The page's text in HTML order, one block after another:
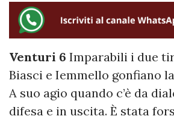
Venturi 6 Imparabili i due
Biasci e Iemmello gonfiano
A suo agio quando c’è da
difesa e in uscita. È stata